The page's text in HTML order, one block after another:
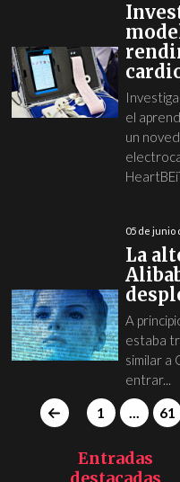
el
un
05 de junio
La
A
estaba
similar a
entrar...
1 ... 61
Entradas